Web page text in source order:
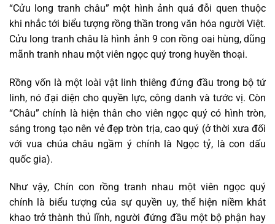
“Cửu long tranh châu” một hình ảnh quá đỗi quen thuộc
khi nhắc tới biểu tượng rồng thần trong văn hóa người Việt.
Cửu long tranh châu là hình ảnh 9 con rồng oai hùng, dũng
mãnh tranh nhau một viên ngọc quý trong huyền thoại.
Rồng vốn là một loài vật linh thiêng đứng đầu trong bộ tứ
linh, nó đại diện cho quyền lực, công danh và tước vị. Còn
“Châu” chính là hiện thân cho viên ngọc quý có hình tròn,
sáng trong tạo nên vẻ đẹp tròn trịa, cao quý (ở thời xưa đối
với vua chúa châu ngầm ý chính là Ngọc tỷ, là con dấu
quốc gia).
Như vậy, Chín con rồng tranh nhau một viên ngọc quý
chính là biểu tượng của sự quyền uy, thể hiện niềm khát
khao trở thành thủ lĩnh, người đứng đầu một bộ phận hay